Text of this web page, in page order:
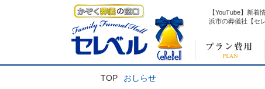
【YouTube】️新着
浜市の葬儀社【セ
TOP おしらせ